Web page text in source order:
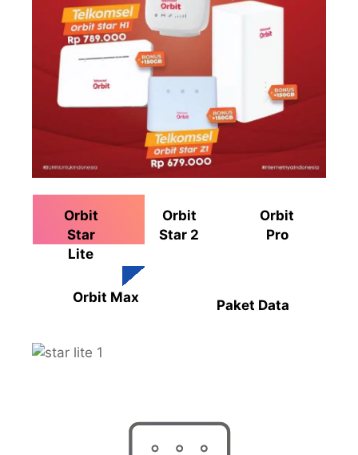
Orbit
Star
Lite
Orbit
Star 2
Orbit
Pro
Orbit Max Paket Data